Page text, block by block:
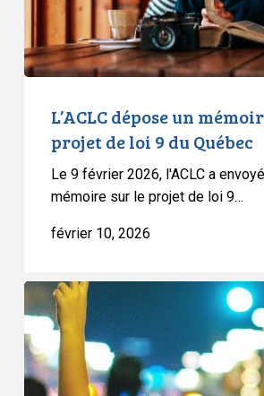
9
L’ACLC dépose un
projet de loi 9 du Québec
Le 9 février 2026, l'ACLC a
mémoire sur le projet de loi 9…
février 10, 2026
L’ACLC
dépose
un
mémoire
sur